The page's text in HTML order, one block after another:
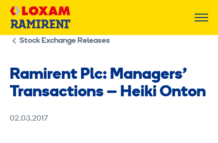
Skip
Stock Exchange Releases
Ramirent Plc: Managers’
Transactions – Heiki Onton
02.03.2017